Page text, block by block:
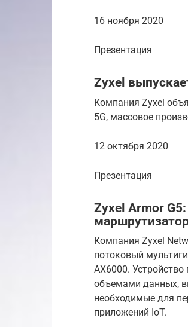
16 ноября 2020
Презентация
Zyxel
Компания Zyxel
5G, массовое
12 октября 2020
Презентация
Zyxel Armor
Компания Zyxel
потоковый
AX6000.
объемами данных,
необходимые для
приложений IoT.